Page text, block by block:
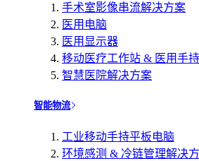
手术室影像串流解决方案
医用电脑
医用显示器
移动医疗工作站 & 医用手
智慧医院解决方案
智能物流
工业移动手持平板电脑
环境感测 & 冷链管理解决